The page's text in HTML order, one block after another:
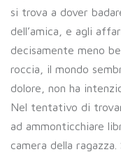
si trova a dover
dell’amica, e agli
decisamente meno
roccia, il mondo
dolore, non ha
Nel tentativo di
ad ammonticchiare
camera della